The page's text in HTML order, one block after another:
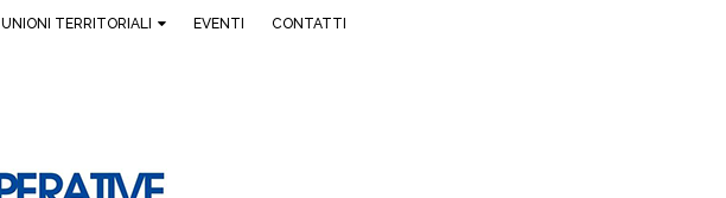
UNIONI TERRITORIALI EVENTI CONTATTI